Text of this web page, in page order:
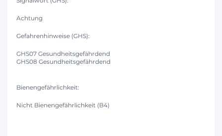
Achtung
Gefahrenhinweise (GHS):
GHS07 Gesundheitsgefährdend
GHS08 Gesundheitsgefährdend
Bienengefährlichkeit:
Nicht Bienengefährlichkeit (B4)